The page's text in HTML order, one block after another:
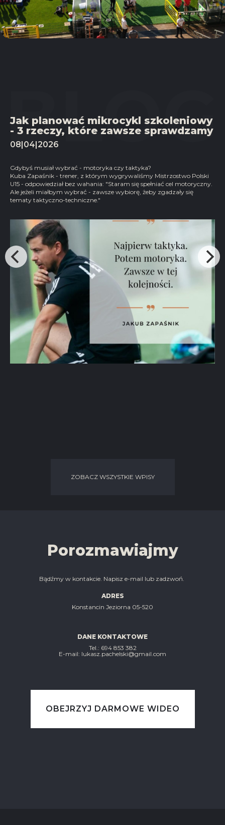
Jak planować mikrocykl szkoleniowy
- 3 rzeczy, które zawsze sprawdzamy
08|04|2026
Gdybyś musiał wybrać - motoryka czy taktyka?
Kuba Zapaśnik - trener, z którym wygrywaliśmy Mistrzostwo Polski
U15 - odpowiedział bez wahania: "Staram się spełniać cel motoryczny.
Ale jeżeli miałbym wybrać - zawsze wybiorę, żeby zgadzały się
tematy taktyczno-techniczne."
ZOBACZ WSZYSTKIE WPISY
Porozmawiajmy
Bądźmy w kontakcie. Napisz e-mail lub zadzwoń.
ADRES
Konstancin Jeziorna 05-520
DANE KONTAKTOWE
Tel.: ‭694 853 382‬
E-mail: lukasz.pachelski@gmail.com
OBEJRZYJ DARMOWE WIDEO